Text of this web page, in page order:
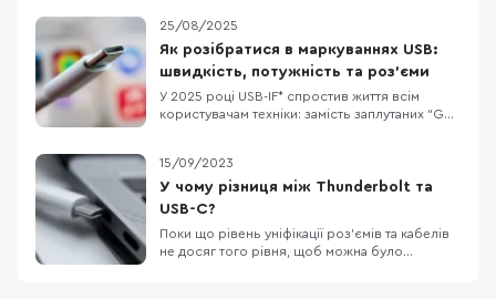
здоров'я можна відстежувати
безпосередньо у налаштуваннях без
встановлення сторонніх застосунків
25/08/2025
Як розібратися в маркуваннях USB:
швидкість, потужність та роз’єми
У 2025 році USB-IF* спростив життя всім
користувачам техніки: замість заплутаних “Gen
“USB 20Gbps”, “USB 40Gbps”, “100W”, “240W”.
Це особливо корисно для ноутбуків, де
портів USB-C кілька і всі “на вигляд однакові”.
15/09/2023
У чому різниця між Thunderbolt та
USB-C?
Поки що рівень уніфікації роз’ємів та кабелів
не досяг того рівня, щоб можна було